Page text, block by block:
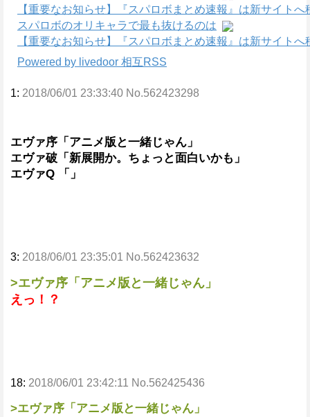
【重要なお知らせ】『スパロボまとめ速報』は新サイトへ
スパロボのオリキャラで最も抜けるのは
【重要なお知らせ】『スパロボまとめ速報』は新サイトへ
Powered by livedoor 相互RSS
1: 2018/06/01 23:33:40 No.562423298
エヴァ序「アニメ版と一緒じゃん」
エヴァ破「新展開か。ちょっと面白いかも」
エヴァQ 「」
3: 2018/06/01 23:35:01 No.562423632
>エヴァ序「アニメ版と一緒じゃん」
えっ！？
18: 2018/06/01 23:42:11 No.562425436
>エヴァ序「アニメ版と一緒じゃん」